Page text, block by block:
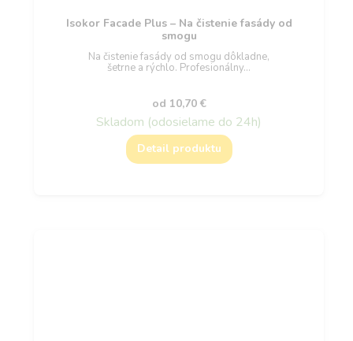
Isokor Facade Plus – Na čistenie fasády od
smogu
Na čistenie fasády od smogu dôkladne,
šetrne a rýchlo. Profesionálny…
od 10,70 €
Skladom (odosielame do 24h)
Detail produktu